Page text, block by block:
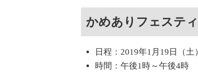
かめありフェステ
日程：2019年1月19日（土）
時間：午後1時～午後4時